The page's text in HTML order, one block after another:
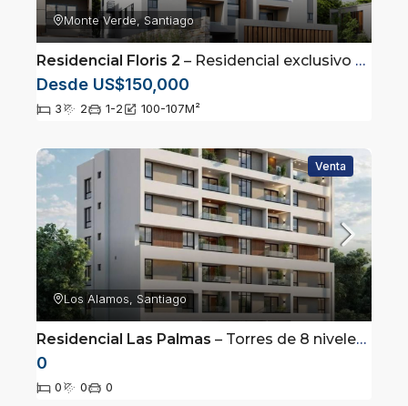
Monte Verde, Santiago
Residencial Floris 2 – Residencial exclusivo ubicado en Monte Verde, Santiago
Desde US$150,000
3 2 1-2 100-107M²
Venta
Los Alamos, Santiago
Residencial Las Palmas – Torres de 8 niveles ubicados en Los Alamos, Santiago
0
0 0 0